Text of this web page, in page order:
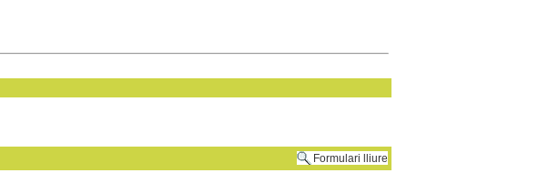
Formulari lliure